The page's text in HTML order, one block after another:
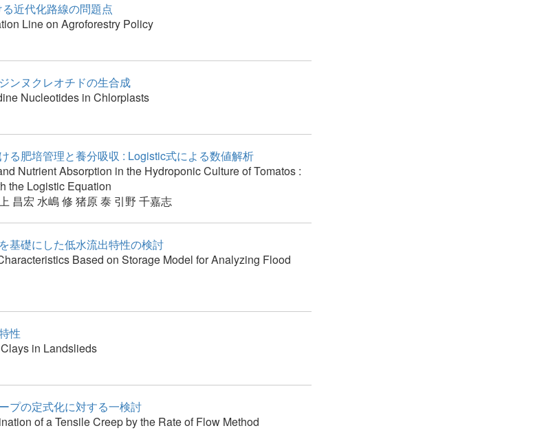
近代化路線の問題点
Line on Agroforestry Policy
ンヌクレオチドの生合成
Nucleotides in Chlorplasts
る肥培管理と養分吸収 : Logistic式による数値解析
Nutrient Absorption in the Hydroponic Culture of Tomatos :
the Logistic Equation
昌宏 水嶋 修 猪原 泰 引野 千嘉志
基礎にした低水流出特性の検討
Based on Storage Model for Analyzing Flood
性
in Landslieds
プの定式化に対する一検討
of a Tensile Creep by the Rate of Flow Method